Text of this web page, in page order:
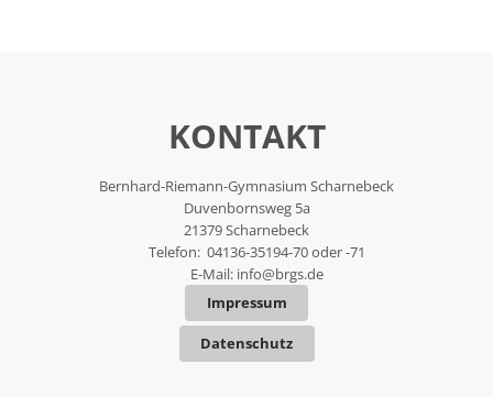
KONTAKT
Bernhard-Riemann-Gymnasium Scharnebeck
Duvenbornsweg 5a
21379 Scharnebeck
Telefon: 04136-35194-70 oder -71
E-Mail: info@brgs.de
Impressum
Datenschutz